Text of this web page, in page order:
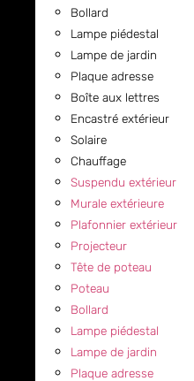
Bollard
Lampe piédestal
Lampe de jardin
Plaque adresse
Boîte aux lettres
Encastré extérieur
Solaire
Chauffage
Suspendu extérieur
Murale extérieure
Plafonnier extérieur
Projecteur
Tête de poteau
Poteau
Bollard
Lampe piédestal
Lampe de jardin
Plaque adresse